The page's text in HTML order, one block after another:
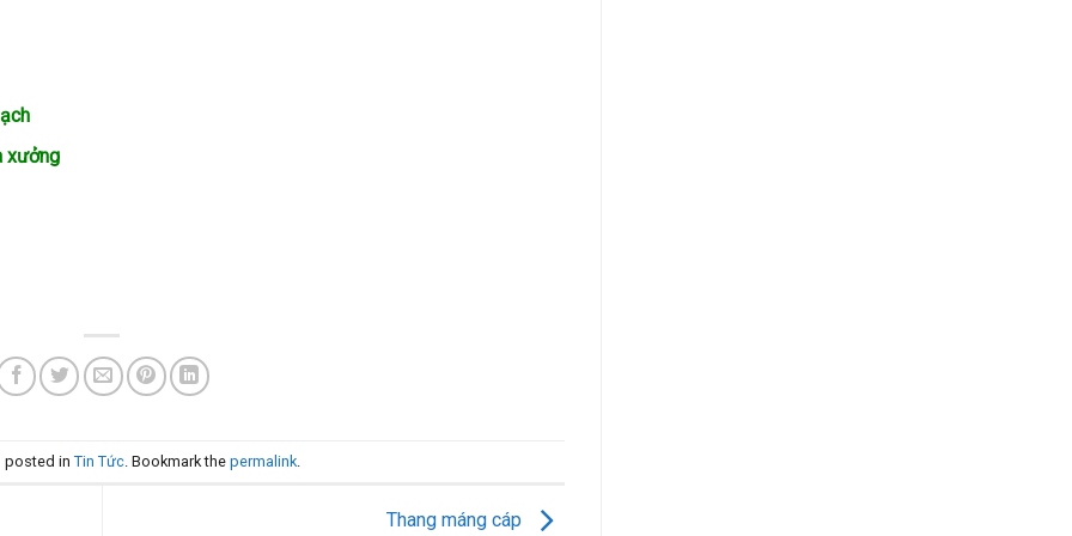
xưởng
posted inTin Tức . Bookmark thepermalink
Thang máng cáp